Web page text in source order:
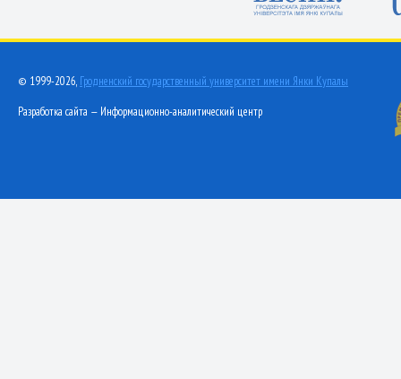
© 1999-2026, Гродненский государственный университет имени Янки Купалы
Разработка сайта — Информационно-аналитический центр